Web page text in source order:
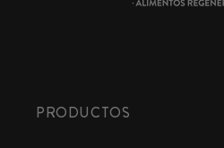
PRODUCTOS